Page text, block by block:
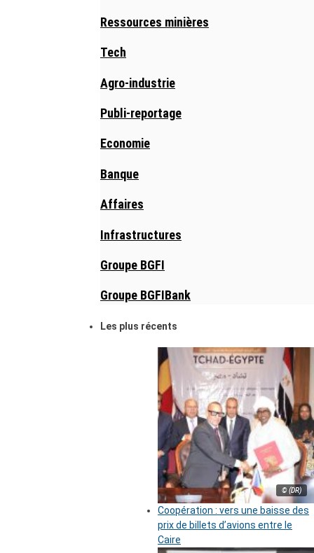
Ressources minières
Tech
Agro-industrie
Publi-reportage
Economie
Banque
Affaires
Infrastructures
Groupe BGFI
Groupe BGFIBank
Les plus récents
© (DR)
Coopération : vers une baisse des
prix de billets d’avions entre le
Caire